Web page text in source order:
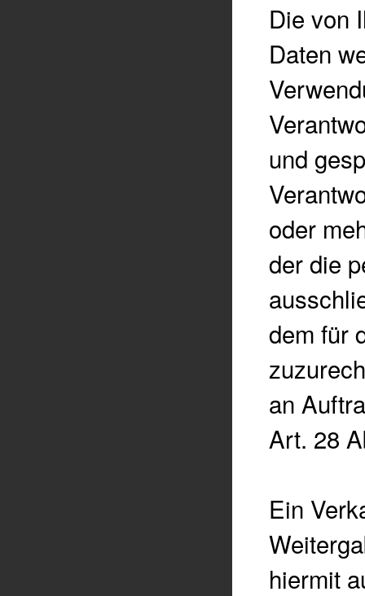
Die von
Daten
und
oder
der die
dem für
an
Art. 28
Ein
hiermit